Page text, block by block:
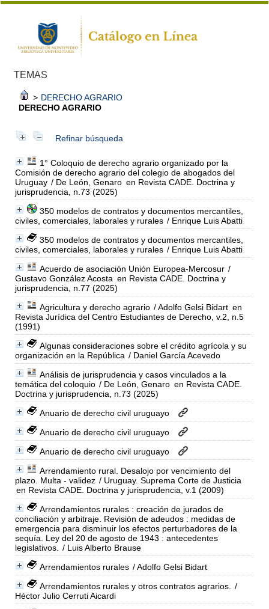
TEMAS
> DERECHO AGRARIO
DERECHO AGRARIO
Refinar búsqueda
1° Coloquio de derecho agrario organizado por la
Comisión de derecho agrario del colegio de abogados del
Uruguay / De León, Genaro en Revista CADE. Doctrina y
jurisprudencia, n.73 (2025)
350 modelos de contratos y documentos mercantiles,
civiles, comerciales, laborales y rurales / Enrique Luis Abatti
350 modelos de contratos y documentos mercantiles,
civiles, comerciales, laborales y rurales / Enrique Luis Abatti
Acuerdo de asociación Unión Europea-Mercosur /
Gustavo González Acosta en Revista CADE. Doctrina y
jurisprudencia, n.77 (2025)
Agricultura y derecho agrario / Adolfo Gelsi Bidart en
Revista Jurídica del Centro Estudiantes de Derecho, v.2, n.5
(1991)
Algunas consideraciones sobre el crédito agrícola y su
organización en la República / Daniel García Acevedo
Análisis de jurisprudencia y casos vinculados a la
temática del coloquio / De León, Genaro en Revista CADE.
Doctrina y jurisprudencia, n.73 (2025)
Anuario de derecho civil uruguayo
Anuario de derecho civil uruguayo
Anuario de derecho civil uruguayo
Arrendamiento rural. Desalojo por vencimiento del
plazo. Multa - validez / Uruguay. Suprema Corte de Justicia
en Revista CADE. Doctrina y jurisprudencia, v.1 (2009)
Arrendamientos rurales : creación de jurados de
conciliación y arbitraje. Revisión de adeudos : medidas de
emergencia para disminuir los efectos perturbadores de la
sequía. Ley del 20 de agosto de 1943 : antecedentes
legislativos.
/ Luis Alberto Brause
Arrendamientos rurales / Adolfo Gelsi Bidart
Arrendamientos rurales y otros contratos agrarios.
/
Héctor Julio Cerruti Aicardi